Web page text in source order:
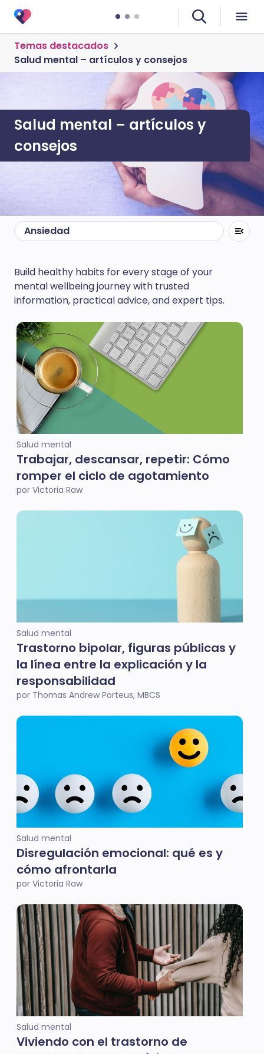
Temas destacados
Salud mental – artículos y consejos
Salud mental – artículos y
consejos
Ansiedad
Build healthy habits for every stage of your
mental wellbeing journey with trusted
information, practical advice, and expert tips.
Salud mental
Trabajar, descansar, repetir: Cómo
romper el ciclo de agotamiento
por Victoria Raw
Salud mental
Trastorno bipolar, figuras públicas y
la línea entre la explicación y la
responsabilidad
por Thomas Andrew Porteus, MBCS
Salud mental
Disregulación emocional: qué es y
cómo afrontarla
por Victoria Raw
Salud mental
Viviendo con el trastorno de